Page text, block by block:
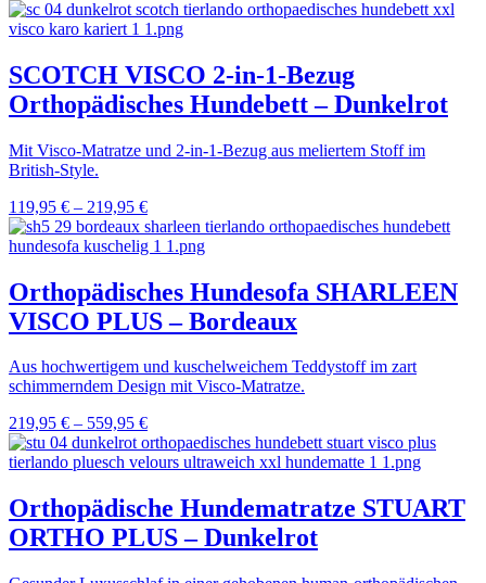
SCOTCH VISCO 2-in-1-Bezug
Orthopädisches Hundebett – Dunkelrot
Mit Visco-Matratze und 2-in-1-Bezug aus meliertem Stoff im
British-Style.
119,95 € – 219,95 €
Orthopädisches Hundesofa SHARLEEN
VISCO PLUS – Bordeaux
Aus hochwertigem und kuschelweichem Teddystoff im zart
schimmerndem Design mit Visco-Matratze.
219,95 € – 559,95 €
Orthopädische Hundematratze STUART
ORTHO PLUS – Dunkelrot